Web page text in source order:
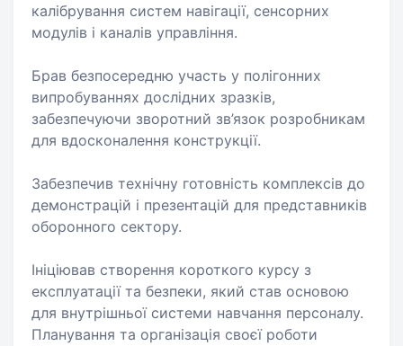
калібрування систем навігації, сенсорних
модулів і каналів управління.
Брав безпосередню участь у полігонних
випробуваннях дослідних зразків,
забезпечуючи зворотний зв’язок розробникам
для вдосконалення конструкції.
Забезпечив технічну готовність комплексів до
демонстрацій і презентацій для представників
оборонного сектору.
Ініціював створення короткого курсу з
експлуатації та безпеки, який став основою
для внутрішньої системи навчання персоналу.
Планування та організація своєї роботи